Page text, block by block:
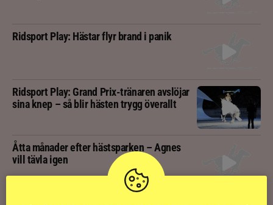
Ridsport Play: Hästar flyr brand i panik
Ridsport Play: Grand Prix-tränaren avslöjar
sina knep – så blir hästen trygg överallt
Åtta månader efter hästsparken – Agnes
vill tävla igen